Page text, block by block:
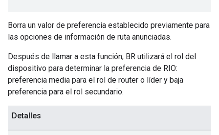
Borra un valor de preferencia establecido previamente para
las opciones de información de ruta anunciadas.
Después de llamar a esta función, BR utilizará el rol del
dispositivo para determinar la preferencia de RIO:
preferencia media para el rol de router o líder y baja
preferencia para el rol secundario.
Detalles